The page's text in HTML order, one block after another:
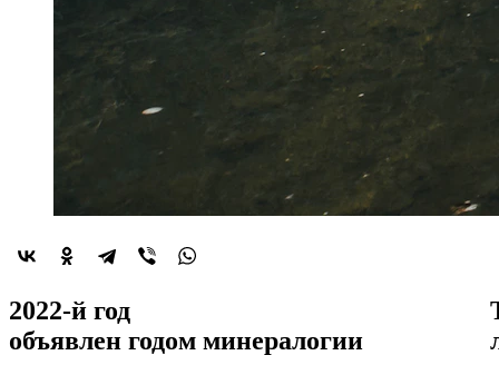
2022-й год
объявлен годом минералогии